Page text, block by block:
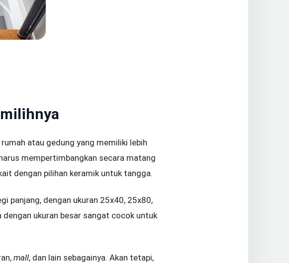
atau gedung yang memiliki lebih
mempertimbangkan secara matang
dengan pilihan keramik untuk tangga.
panjang, dengan ukuran 25x40, 25x80,
ukuran besar sangat cocok untuk
mall, dan lain sebagainya. Akan tetapi,